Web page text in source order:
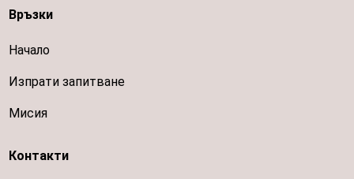
Връзки
Начало
Изпрати запитване
Мисия
Контакти